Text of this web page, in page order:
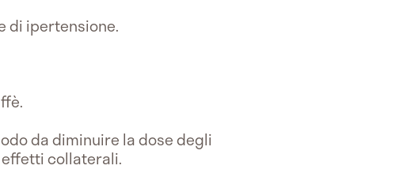
di ipertensione.
da diminuire la dose degli
collaterali.